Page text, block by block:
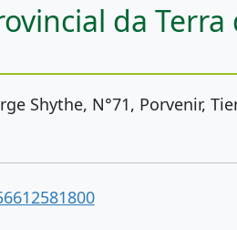
da
Shythe, N°71, Porvenir,